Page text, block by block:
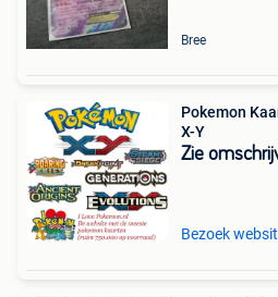
Bree
Pokemon
X-Y
Zie
Bezoek